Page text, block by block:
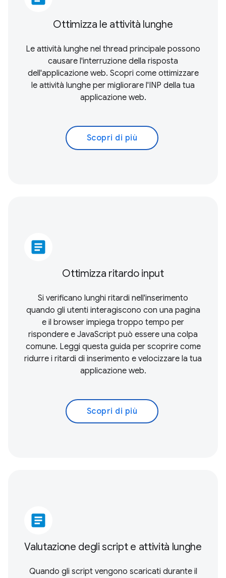
Ottimizza le attività lunghe
Le attività lunghe nel thread principale possono
causare l'interruzione della risposta
dell'applicazione web. Scopri come ottimizzare
le attività lunghe per migliorare l'INP della tua
applicazione web.
Scopri di più
article
Ottimizza ritardo input
Si verificano lunghi ritardi nell'inserimento
quando gli utenti interagiscono con una pagina
e il browser impiega troppo tempo per
rispondere e JavaScript può essere una colpa
comune. Leggi questa guida per scoprire come
ridurre i ritardi di inserimento e velocizzare la tua
applicazione web.
Scopri di più
article
Valutazione degli script e attività lunghe
Quando gli script vengono scaricati durante il